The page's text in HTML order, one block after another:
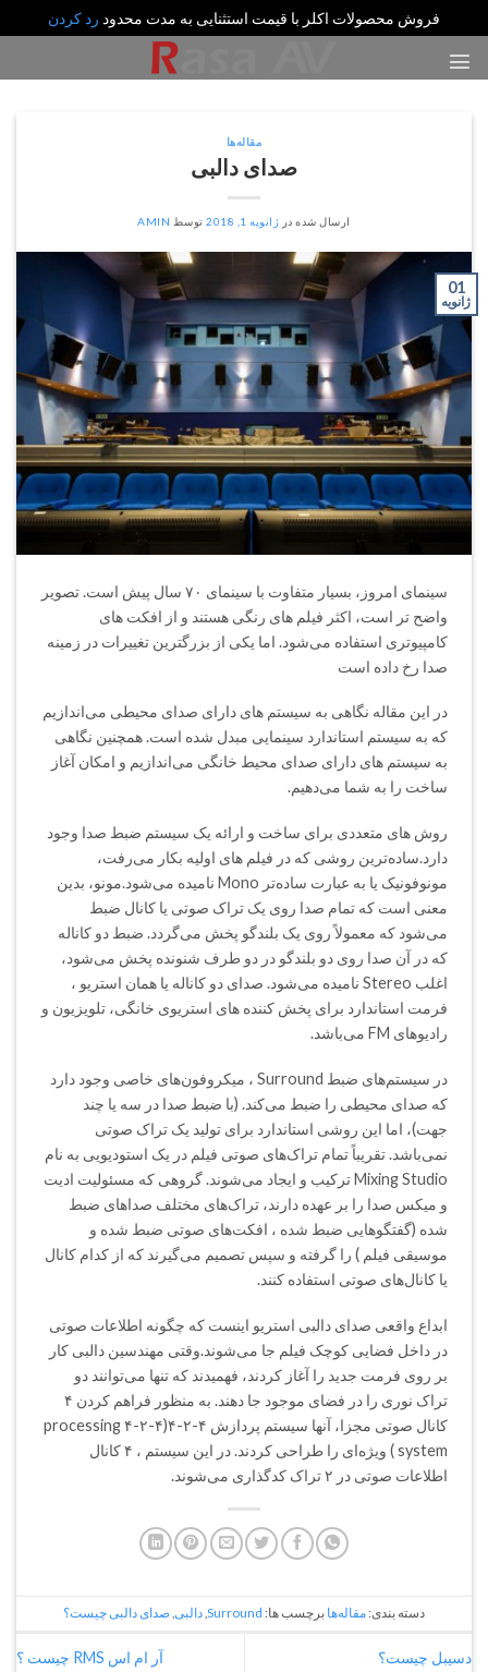
فروش محصولات اکلر با قیمت استثنایی به مدت محدود رد کردن
مقاله‌ها
صدای دالبی
ارسال شده در ژانویه 1, 2018 توسط AMIN
01
ژانویه
سینمای امروز، بسیار متفاوت با سینمای ۷۰ سال پیش است. تصویر
واضح تر است، اکثر فیلم های رنگی هستند و از افکت های
کامپیوتری استفاده می‌شود. اما یکی از بزرگترین تغییرات در زمینه
صدا رخ داده است
در این مقاله نگاهی به سیستم های دارای صدای محیطی می‌اندازیم
که به سیستم استاندارد سینمایی مبدل شده است. همچنین نگاهی
به سیستم های دارای صدای محیط خانگی می‌اندازیم و امکان آغاز
ساخت را به شما می‌دهیم.
روش های متعددی برای ساخت و ارائه یک سیستم ضبط صدا وجود
دارد.ساده‌ترین روشی که در فیلم های اولیه بکار می‌رفت،
مونوفونیک یا به عبارت ساده‌تر Mono نامیده می‌شود.مونو، بدین
معنی است که تمام صدا روی یک تراک صوتی یا کانال ضبط
می‌شود که معمولاً روی یک بلندگو پخش می‌گردد. ضبط دو کاناله
که در آن صدا روی دو بلندگو در دو طرف شنونده پخش می‌شود،
اغلب Stereo نامیده می‌شود. صدای دو کاناله یا همان استریو ،
فرمت استاندارد برای پخش کننده های استریوی خانگی، تلویزیون و
رادیوهای FM می‌باشد.
در سیستم‌های ضبط Surround ، میکروفون‌های خاصی وجود دارد
که صدای محیطی را ضبط می‌کند. (با ضبط صدا در سه یا چند
جهت)، اما این روشی استاندارد برای تولید یک تراک صوتی
نمی‌باشد. تقریباً تمام تراک‌های صوتی فیلم در یک استودیویی به نام
Mixing Studio ترکیب و ایجاد می‌شوند. گروهی که مسئولیت ادیت
و میکس صدا را بر عهده دارند، تراک‌های مختلف صدا‌های ضبط
شده (گفتگوهایی ضبط شده ، افکت‌های صوتی ضبط شده و
موسیقی فیلم ) را گرفته و سپس تصمیم می‌گیرند که از کدام کانال
یا کانال‌های صوتی استفاده کنند.
ابداع واقعی صدای دالبی استریو اینست که چگونه اطلاعات صوتی
در داخل فضایی کوچک فیلم جا می‌شوند.وقتی مهندسین دالبی کار
بر روی فرمت جدید را آغاز کردند، فهمیدند که تنها می‌توانند دو
تراک نوری را در فضای موجود جا دهند. به منظور فراهم کردن ۴
کانال صوتی مجزا، آنها سیستم پردازش ۴-۲-۴(۴-۲-۴ processing
system ) ویژه‌ای را طراحی کردند. در این سیستم ، ۴ کانال
اطلاعات صوتی در ۲ تراک کدگذاری می‌شوند.
دسته بندی:مقاله‌ها برچسب ها: Surround دالبی صدای دالبی چیست؟
دسیبل چیست؟ آر ام اس RMS چیست ؟